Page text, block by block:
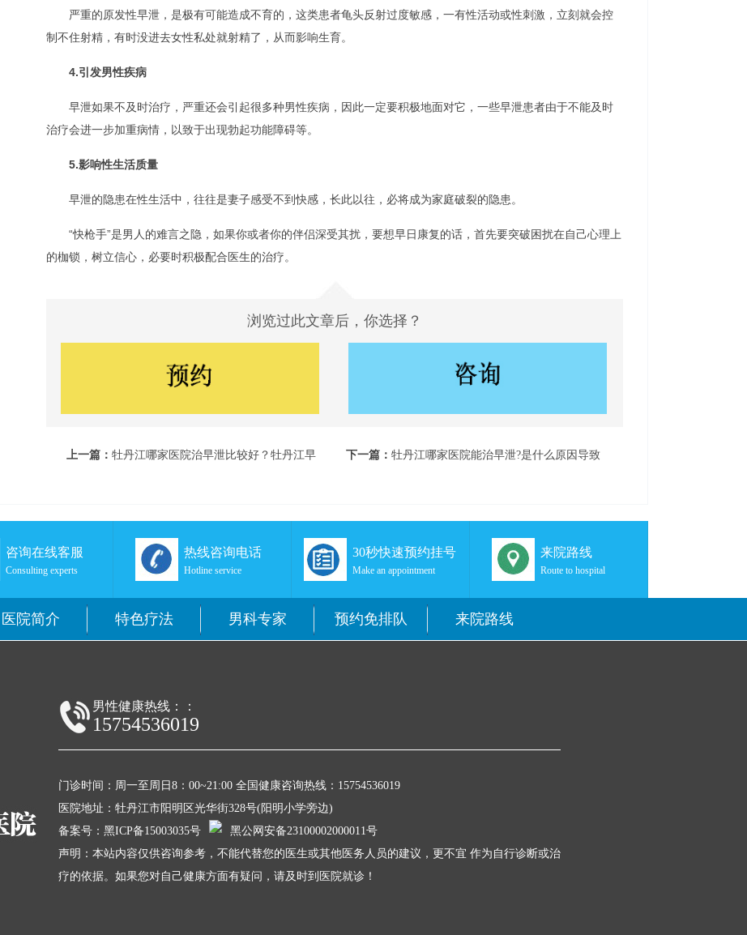
严重的原发性早泄，是极有可能造成不育的，这类患者龟头反射过度敏感，一有性活动或性刺激，立刻就会控
制不住射精，有时没进去女性私处就射精了，从而影响生育。
4.引发男性疾病
早泄如果不及时治疗，严重还会引起很多种男性疾病，因此一定要积极地面对它，一些早泄患者由于不能及时
治疗会进一步加重病情，以致于出现勃起功能障碍等。
5.影响性生活质量
早泄的隐患在性生活中，往往是妻子感受不到快感，长此以往，必将成为家庭破裂的隐患。
“快枪手”是男人的难言之隐，如果你或者你的伴侣深受其扰，要想早日康复的话，首先要突破困扰在自己心理上
的枷锁，树立信心，必要时积极配合医生的治疗。
浏览过此文章后，你选择？
上一篇： 牡丹江哪家医院治早泄比较好？牡丹江早
下一篇： 牡丹江哪家医院能治早泄?是什么原因导致
咨询在线客服
Consulting experts
热线咨询电话
Hotline service
30秒快速预约挂号
Make an appointment
来院路线
Route to hospital
医院简介 特色疗法 男科专家 预约免排队 来院路线
男性健康热线：：
15754536019
门诊时间：周一至周日8：00~21:00 全国健康咨询热线：15754536019
医院地址：牡丹江市阳明区光华街328号(阳明小学旁边)
备案号： 黑ICP备15003035号
黑公网安备23100002000011号
声明：本站内容仅供咨询参考，不能代替您的医生或其他医务人员的建议，更不宜 作为自行诊断或治
疗的依据。如果您对自己健康方面有疑问，请及时到医院就诊！